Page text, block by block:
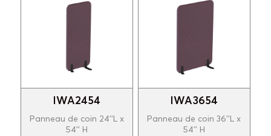
IWA2454
Panneau de coin 24''L x
54'' H
IWA3654
Panneau de coin 36''L x
54'' H